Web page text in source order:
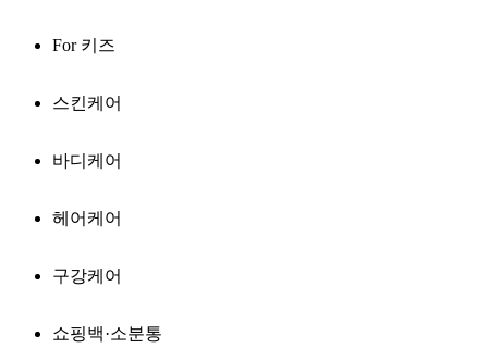
For 키즈
스킨케어
바디케어
헤어케어
구강케어
쇼핑백·소분통